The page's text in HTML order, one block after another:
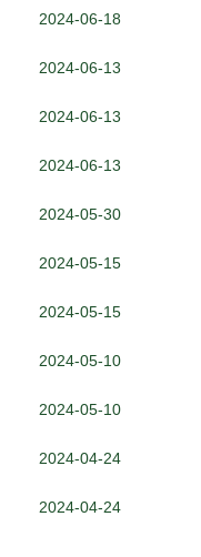
2024-06-18
2024-06-13
2024-06-13
2024-06-13
2024-05-30
2024-05-15
2024-05-15
2024-05-10
2024-05-10
2024-04-24
2024-04-24